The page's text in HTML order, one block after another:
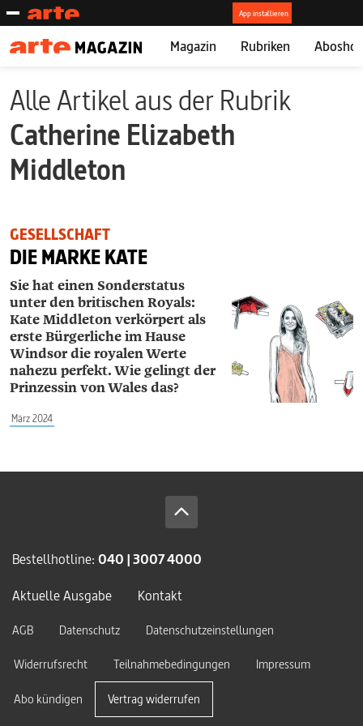
Magazin Rubriken
Alle Artikel aus der Rubrik
Catherine Elizabeth
Middleton
GESELLSCHAFT
DIE MARKE KATE
Sie hat einen Sonderstatus
unter den britischen Royals:
Kate Middleton verkörpert als
erste Bürgerliche im Hause
Windsor die royalen Werte
nahezu perfekt. Wie gelingt der
Prinzessin von Wales das?
März 2024
Bestellhotline: 040 | 3007 4000
Aktuelle Ausgabe
Kontakt
AGB Datenschutz
Datenschutzeinstellungen
Widerrufsrecht
Teilnahmebedingungen Impressum
Abo kündigen Vertrag widerrufen